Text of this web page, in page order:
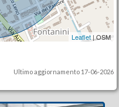
Leaflet | OSM
Ultimo aggiornamento 17-06-2026